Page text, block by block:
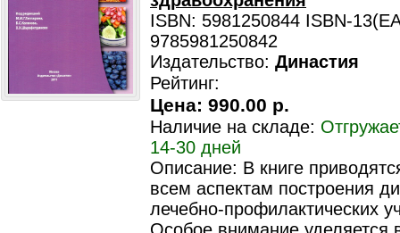
ISBN: 5981250844 ISBN-
9785981250842
Издательство: Династия
Рейтинг:
Цена: 990.00 р.
Наличие на складе:
14-30 дней
Описание: В книге
всем аспектам построения
лечебно-профилактических